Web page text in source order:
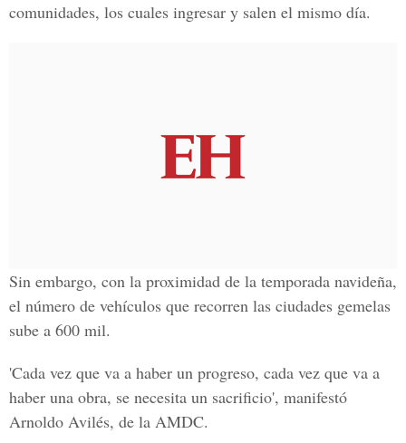
comunidades, los cuales ingresar y salen el mismo día.
Sin embargo, con la proximidad de la temporada navideña,
el número de vehículos que recorren las ciudades gemelas
sube a 600 mil.
'Cada vez que va a haber un progreso, cada vez que va a
haber una obra, se necesita un sacrificio', manifestó
Arnoldo Avilés, de la AMDC.